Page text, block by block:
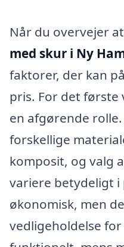
Når du overvejer
med skur i Ny
faktorer, der kan
pris. For det første
en afgørende
forskellige
komposit, og valg
variere betydeligt
økonomisk, men
vedligeholdelse